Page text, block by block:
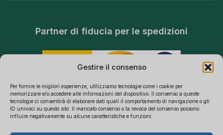
Gestire il consenso
Per fornire le migliori esperienze, utilizziamo tecnologie come i cookie per
memorizzare e/o accedere alle informazioni del dispositivo. Il consenso a queste
tecnologie ci consentirà di elaborare dati quali il comportamento di navigazione o gli
ID univoci su questo sito. Il mancato consenso o la revoca del consenso possono
influire negativamente su alcune caratteristiche e funzioni.
Partner di fiducia per le spedizioni
SPECIALIZZATI NELL'APPROVVIGIONAMENTO B2B DI TELECAMERE